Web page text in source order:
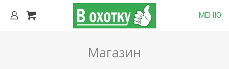
МЕНЮ
Магазин